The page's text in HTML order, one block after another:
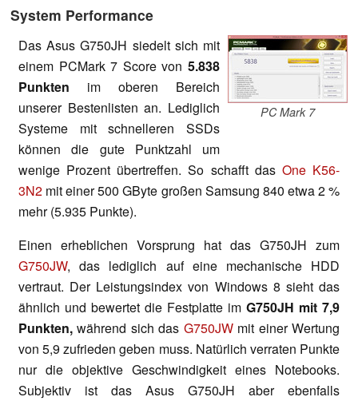
System Performance
PC Mark 7
Das Asus G750JH siedelt sich mit
einem PCMark 7 Score von 5.838
Punkten im oberen Bereich
unserer Bestenlisten an. Lediglich
Systeme mit schnelleren SSDs
können die gute Punktzahl um
wenige Prozent übertreffen. So schafft das One K56-
3N2 mit einer 500 GByte großen Samsung 840 etwa 2 %
mehr (5.935 Punkte).
Einen erheblichen Vorsprung hat das G750JH zum
G750JW, das lediglich auf eine mechanische HDD
vertraut. Der Leistungsindex von Windows 8 sieht das
ähnlich und bewertet die Festplatte im G750JH mit 7,9
Punkten, während sich das G750JWmit einer Wertung
von 5,9 zufrieden geben muss. Natürlich verraten Punkte
nur die objektive Geschwindigkeit eines Notebooks.
Subjektiv ist das Asus G750JH aber ebenfalls